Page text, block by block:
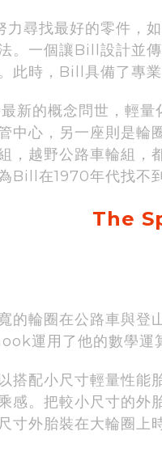
尋找最好的零件，
一個讓Bill設計並傳
此時，Bill具備了專
新的概念問世，輕
中心，另一座則是
，越野公路車輪組
Bill在1970年代找不
The
的輪圈在公路車與
運用了他的數學運
搭配小尺寸輕量性
感。把較小尺寸的
寸外胎裝在大輪圈上